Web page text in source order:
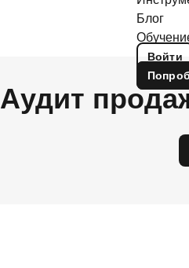
Блог
Войти
Аудит